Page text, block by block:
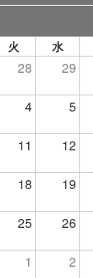
火 水
28 29
4 5
11 12
18 19
25 26
1 2